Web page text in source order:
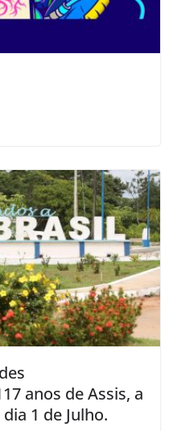
anos de Assis, a
1 de Julho.